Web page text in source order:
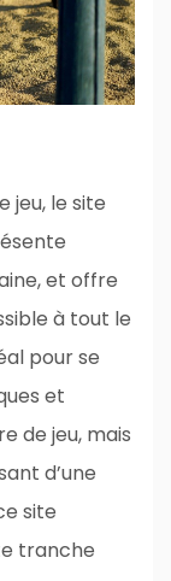
jeu, le site
et offre
à tout le
pour se
et
de jeu, mais
d’une
site
tranche